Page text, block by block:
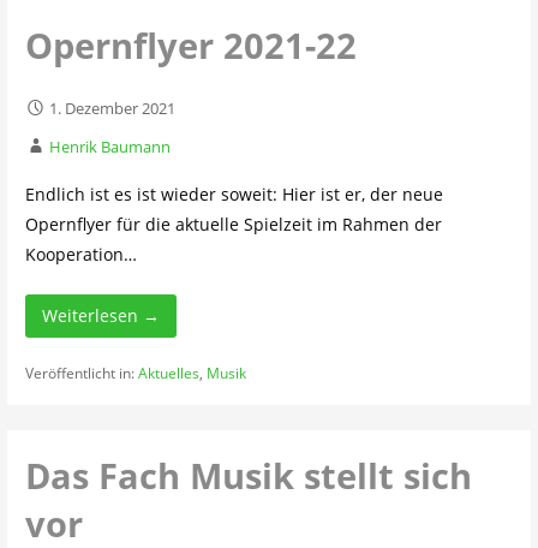
Opernflyer 2021-22
1. Dezember 2021
Henrik Baumann
Endlich ist es ist wieder soweit: Hier ist er, der neue
Opernflyer für die aktuelle Spielzeit im Rahmen der
Kooperation…
Weiterlesen →
Veröffentlicht in:Aktuelles, Musik
Das Fach Musik stellt sich
vor